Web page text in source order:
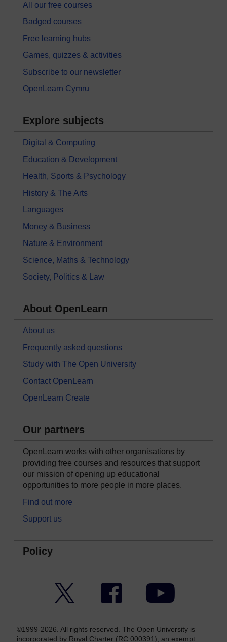
All our free courses
Badged courses
Free learning hubs
Games, quizzes & activities
Subscribe to our newsletter
OpenLearn Cymru
Explore subjects
Digital & Computing
Education & Development
Health, Sports & Psychology
History & The Arts
Languages
Money & Business
Nature & Environment
Science, Maths & Technology
Society, Politics & Law
About OpenLearn
About us
Frequently asked questions
Study with The Open University
Contact OpenLearn
OpenLearn Create
Our partners
OpenLearn works with other organisations by
providing free courses and resources that support
our mission of opening up educational
opportunities to more people in more places.
Find out more
Support us
Policy
Facebook YouTube
©1999-2026. All rights reserved. The Open University is
incorporated by Royal Charter (RC 000391), an exempt